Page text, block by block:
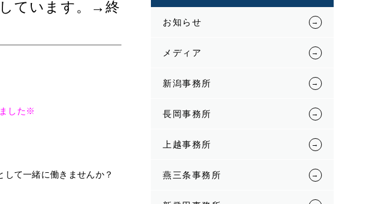
ています。→終
した※
て一緒に働きませんか？
お知らせ
メディア
新潟事務所
長岡事務所
上越事務所
燕三条事務所